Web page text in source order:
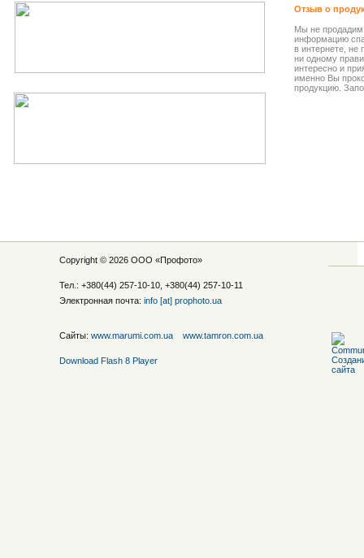
Отзыв о
Мы не
информацию
в интернете, не
ни одному
интересно и
именно Вы
продукцию.
Copyright © 2026 ООО «Профото»
Тел.: +380(44) 257-10-10, +380(44) 257-10-11
Электронная почта: info [at] prophoto.ua
Сайты: www.marumi.com.ua www.tamron.com.ua
Download Flash 8 Player